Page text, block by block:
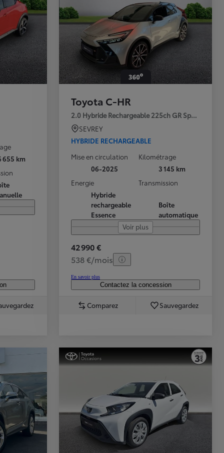
655 km
Toyota C-HR
2.0 Hybride Rechargeable 225ch GR Sport
SEVREY
HYBRIDE RECHARGEABLE
Mise en circulation
06-2025
Kilométrage
3 145 km
Energie
Hybride
rechargeable
Essence
Transmission
Boîte
automatique
Voir plus
42 990 €
538 €/mois
En savoir plus
Contactez la concession
Comparez Sauvegardez